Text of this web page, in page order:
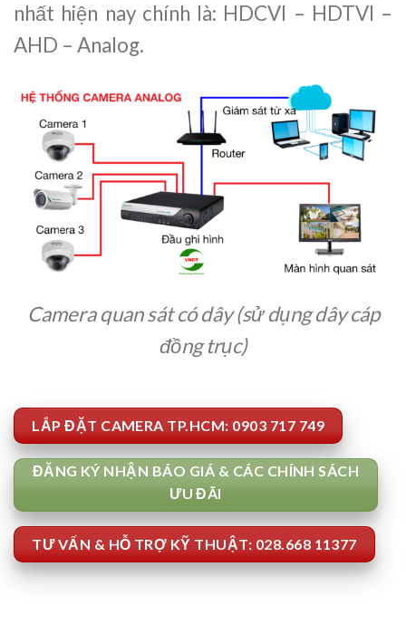
nhất hiện nay chính là: HDCVI – HDTVI –
AHD – Analog.
Camera quan sát có dây (sử dụng dây cáp
đồng trục)
LẮP ĐẶT CAMERA TP.HCM: 0903 717 749
ĐĂNG KÝ NHẬN BÁO GIÁ & CÁC CHÍNH SÁCH
ƯU ĐÃI
TƯ VẤN & HỖ TRỢ KỸ THUẬT: 028.668 11377